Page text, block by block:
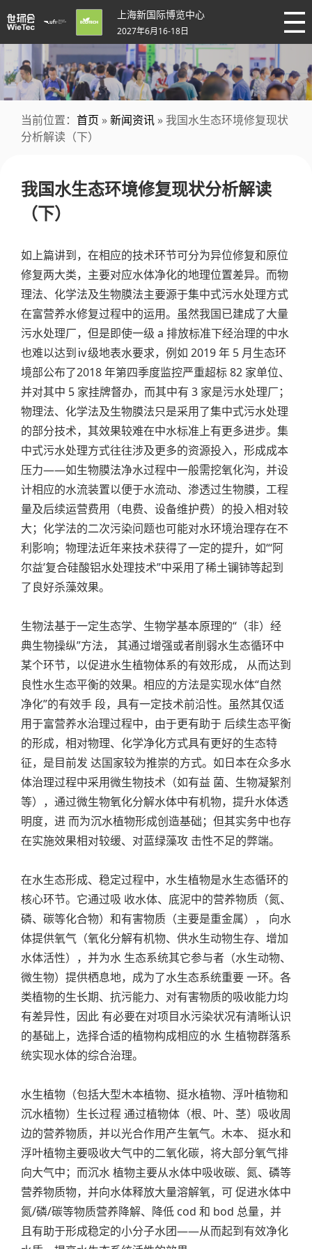
上海新国际博览中心
2027年6月16-18日
当前位置： 首页 »新闻资讯 » 我国水生态环境修复现状
分析解读（下）
我国水生态环境修复现状分析解读
（下）
如上篇讲到，在相应的技术环节可分为异位修复和原位
修复两大类，主要对应水体净化的地理位置差异。而物
理法、化学法及生物膜法主要源于集中式污水处理方式
在富营养水修复过程中的运用。虽然我国已建成了大量
污水处理厂，但是即使一级 a 排放标准下经治理的中水
也难以达到ⅳ级地表水要求，例如 2019 年 5 月生态环
境部公布了2018 年第四季度监控严重超标 82 家单位、
并对其中 5 家挂牌督办，而其中有 3 家是污水处理厂；
物理法、化学法及生物膜法只是采用了集中式污水处理
的部分技术，其效果较难在中水标准上有更多进步。集
中式污水处理方式往往涉及更多的资源投入，形成成本
压力——如生物膜法净水过程中一般需挖氧化沟，并设
计相应的水流装置以便于水流动、渗透过生物膜，工程
量及后续运营费用（电费、设备维护费）的投入相对较
大；化学法的二次污染问题也可能对水环境治理存在不
利影响；物理法近年来技术获得了一定的提升，如“‘阿
尔益’复合硅酸铝水处理技术”中采用了稀土镧铈等起到
了良好杀藻效果。
生物法基于一定生态学、生物学基本原理的“（非）经
典生物操纵”方法， 其通过增强或者削弱水生态循环中
某个环节，以促进水生植物体系的有效形成， 从而达到
良性水生态平衡的效果。相应的方法是实现水体“自然
净化”的有效手 段，具有一定技术前沿性。虽然其仅适
用于富营养水治理过程中，由于更有助于 后续生态平衡
的形成，相对物理、化学净化方式具有更好的生态特
征，是目前发 达国家较为推崇的方式。如日本在众多水
体治理过程中采用微生物技术（如有益 菌、生物凝絮剂
等），通过微生物氧化分解水体中有机物，提升水体透
明度，进 而为沉水植物形成创造基础；但其实务中也存
在实施效果相对较缓、对蓝绿藻攻 击性不足的弊端。
在水生态形成、稳定过程中，水生植物是水生态循环的
核心环节。它通过吸 收水体、底泥中的营养物质（氮、
磷、碳等化合物）和有害物质（主要是重金属）， 向水
体提供氧气（氧化分解有机物、供水生动物生存、增加
水体活性），并为水 生态系统其它参与者（水生动物、
微生物）提供栖息地，成为了水生态系统重要 一环。各
类植物的生长期、抗污能力、对有害物质的吸收能力均
有差异性，因此 有必要在对项目水污染状况有清晰认识
的基础上，选择合适的植物构成相应的水 生植物群落系
统实现水体的综合治理。
水生植物（包括大型木本植物、挺水植物、浮叶植物和
沉水植物）生长过程 通过植物体（根、叶、茎）吸收周
边的营养物质，并以光合作用产生氧气。木本、 挺水和
浮叶植物主要吸收大气中的二氧化碳，将大部分氧气排
向大气中；而沉水 植物主要从水体中吸收碳、氮、磷等
营养物质物，并向水体释放大量溶解氧，可 促进水体中
氮/磷/碳等物质营养降解、降低 cod 和 bod 总量，并
且有助于形成稳定的小分子水团——从而起到有效净化